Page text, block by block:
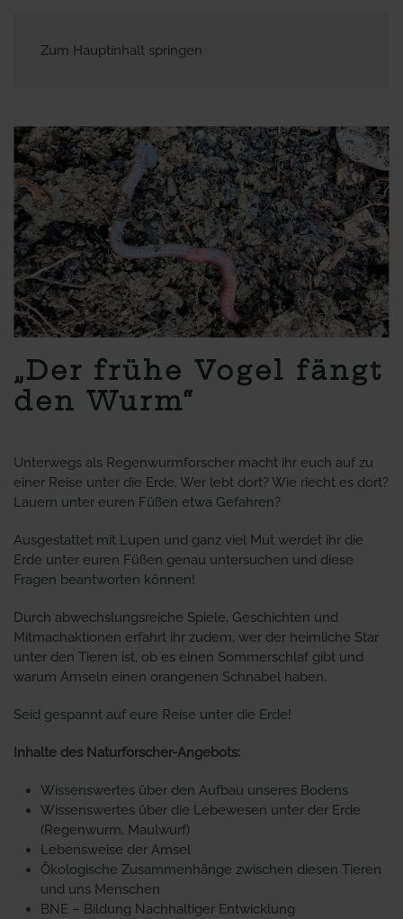
Zum Hauptinhalt springen
„Der frühe Vogel fängt
den Wurm“
Unterwegs als Regenwurmforscher macht ihr euch auf zu
einer Reise unter die Erde. Wer lebt dort? Wie riecht es dort?
Lauern unter euren Füßen etwa Gefahren?
Ausgestattet mit Lupen und ganz viel Mut werdet ihr die
Erde unter euren Füßen genau untersuchen und diese
Fragen beantworten können!
Durch abwechslungsreiche Spiele, Geschichten und
Mitmachaktionen erfahrt ihr zudem, wer der heimliche Star
unter den Tieren ist, ob es einen Sommerschlaf gibt und
warum Amseln einen orangenen Schnabel haben.
Seid gespannt auf eure Reise unter die Erde!
Inhalte des Naturforscher-Angebots:
Wissenswertes über den Aufbau unseres Bodens
Wissenswertes über die Lebewesen unter der Erde
(Regenwurm, Maulwurf)
Lebensweise der Amsel
Ökologische Zusammenhänge zwischen diesen Tieren
und uns Menschen
BNE – Bildung Nachhaltiger Entwicklung